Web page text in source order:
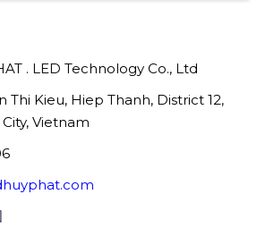
. LED Technology Co., Ltd
Thi Kieu, Hiep Thanh, District 12,
Vietnam